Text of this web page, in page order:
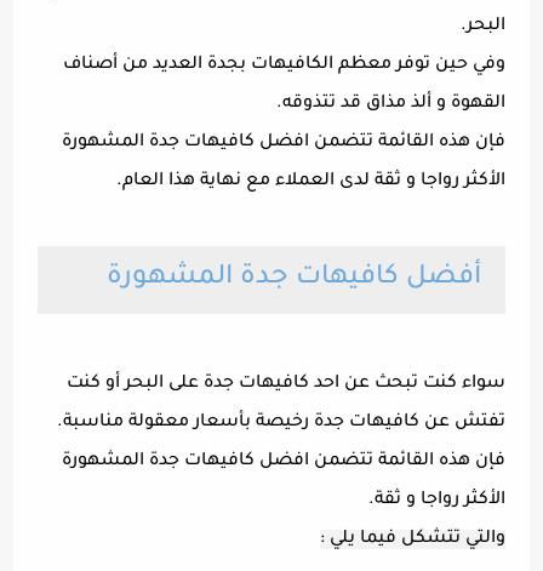
البحر.
وفي حين توفر معظم الكافيهات بجدة العديد من أصناف
القهوة و ألذ مذاق قد تتذوقه.
فإن هذه القائمة تتضمن افضل كافيهات جدة المشهورة
الأكثر رواجا و ثقة لدى العملاء مع نهاية هذا العام.
أفضل كافيهات جدة المشهورة
سواء كنت تبحث عن احد كافيهات جدة على البحر أو كنت
تفتش عن كافيهات جدة رخيصة بأسعار معقولة مناسبة.
فإن هذه القائمة تتضمن افضل كافيهات جدة المشهورة
الأكثر رواجا و ثقة.
والتي تتشكل فيما يلي :